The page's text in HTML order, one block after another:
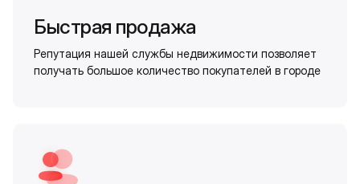
Быстрая продажа
Репутация нашей службы недвижимости позволяет
получать большое количество покупателей в городе